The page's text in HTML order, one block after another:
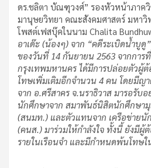
ดร.ชลิตา บัณฑุวงศ์” รองหัวหน้าภาค
มานุษยวิทยา คณะสังคมศาสตร์ มหาวิ
โพสต์เฟสบุ๊คในนาม Chalita
อาเด๊ะ (น้องๆ) จาก “คดีระเบิดน้ำบูดู
ของวันที่ 14 กันยายน 2563 จากการ
กรุงเทพมหานคร ได้มีการปล่อยตัวผู้
โทษเพิ่มเติมอีกจำนวน 4 คน โดยมีญ
จาก อ.ศรีสาคร จ.นราธิวาส มารอรับ
นักศึกษาจาก สมาพันธ์นิสิตนักศึกษา
(สนมท.) และตัวแทนจาก เครือข่ายนั
(คนส.) มาร่วมให้กำลังใจ ทั้งนี้ ยังมีผู้
รายในเรือนจำ และมีกำหนดพ้นโทษ